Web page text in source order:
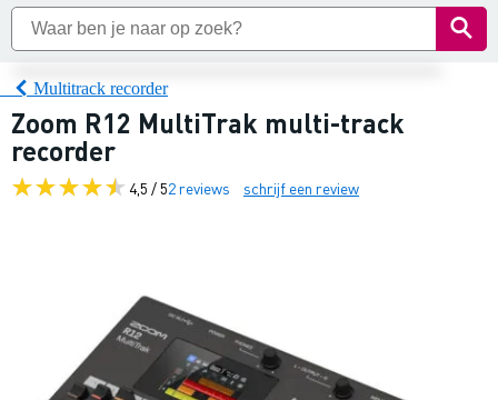
Multitrack recorder
Zoom R12 MultiTrak multi-track
recorder
4,5 / 52 reviews schrijf een review